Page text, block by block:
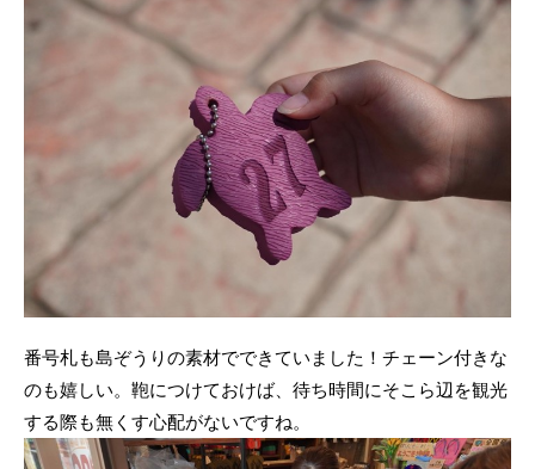
番号札も島ぞうりの素材でできていました！チェーン付きな
のも嬉しい。鞄につけておけば、待ち時間にそこら辺を観光
する際も無くす心配がないですね。